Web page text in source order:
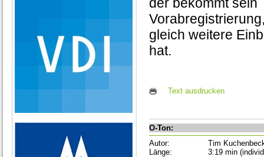
gleich weitere
hat.
Text ausdrucken
O-Ton:
Autor:
Tim
Länge:
3:19 min